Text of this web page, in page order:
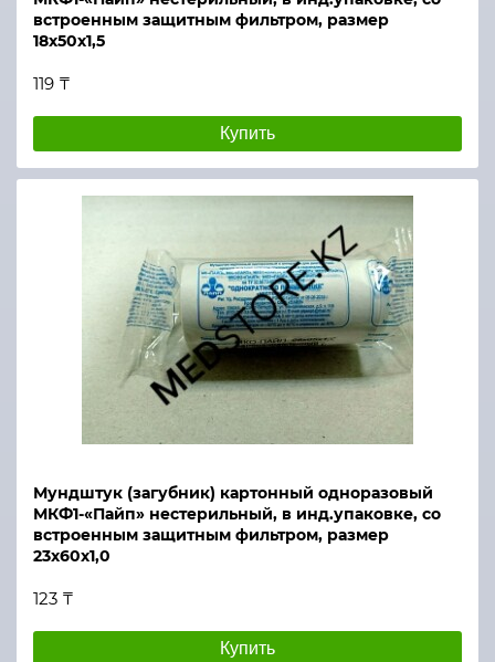
встроенным защитным фильтром, размер
18х50х1,5
119 ₸
Купить
Мундштук (загубник) картонный одноразовый
МКФ1-«Пайп» нестерильный, в инд.упаковке, со
встроенным защитным фильтром, размер
23х60х1,0
123 ₸
Купить